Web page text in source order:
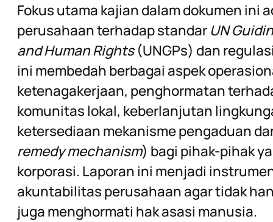
Fokus utama kajian dalam dokumen ini
perusahaan terhadap standarUN
and Human Rights(UNGPs) dan
ini membedah berbagai aspek
ketenagakerjaan, penghormatan
komunitas lokal, keberlanjutan
ketersediaan mekanisme pengaduan
remedy mechanism) bagi pihak-pihak
korporasi. Laporan ini menjadi
akuntabilitas perusahaan agar tidak
juga menghormati hak asasi manusia.